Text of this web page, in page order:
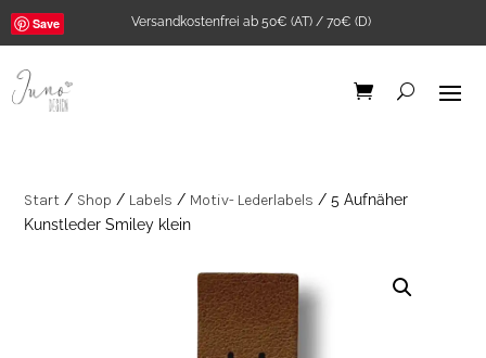
Versandkostenfrei ab 50€ (AT) / 70€ (D)
Save
Start / Shop / Labels / Motiv- Lederlabels / 5 Aufnäher
Kunstleder Smiley klein
Bügelbild "Good
karma club" A5